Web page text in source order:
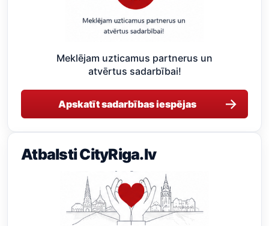
Meklējam uzticamus partnerus un
atvērtus sadarbībai!
Apskatīt sadarbības iespējas →
Atbalsti CityRiga.lv